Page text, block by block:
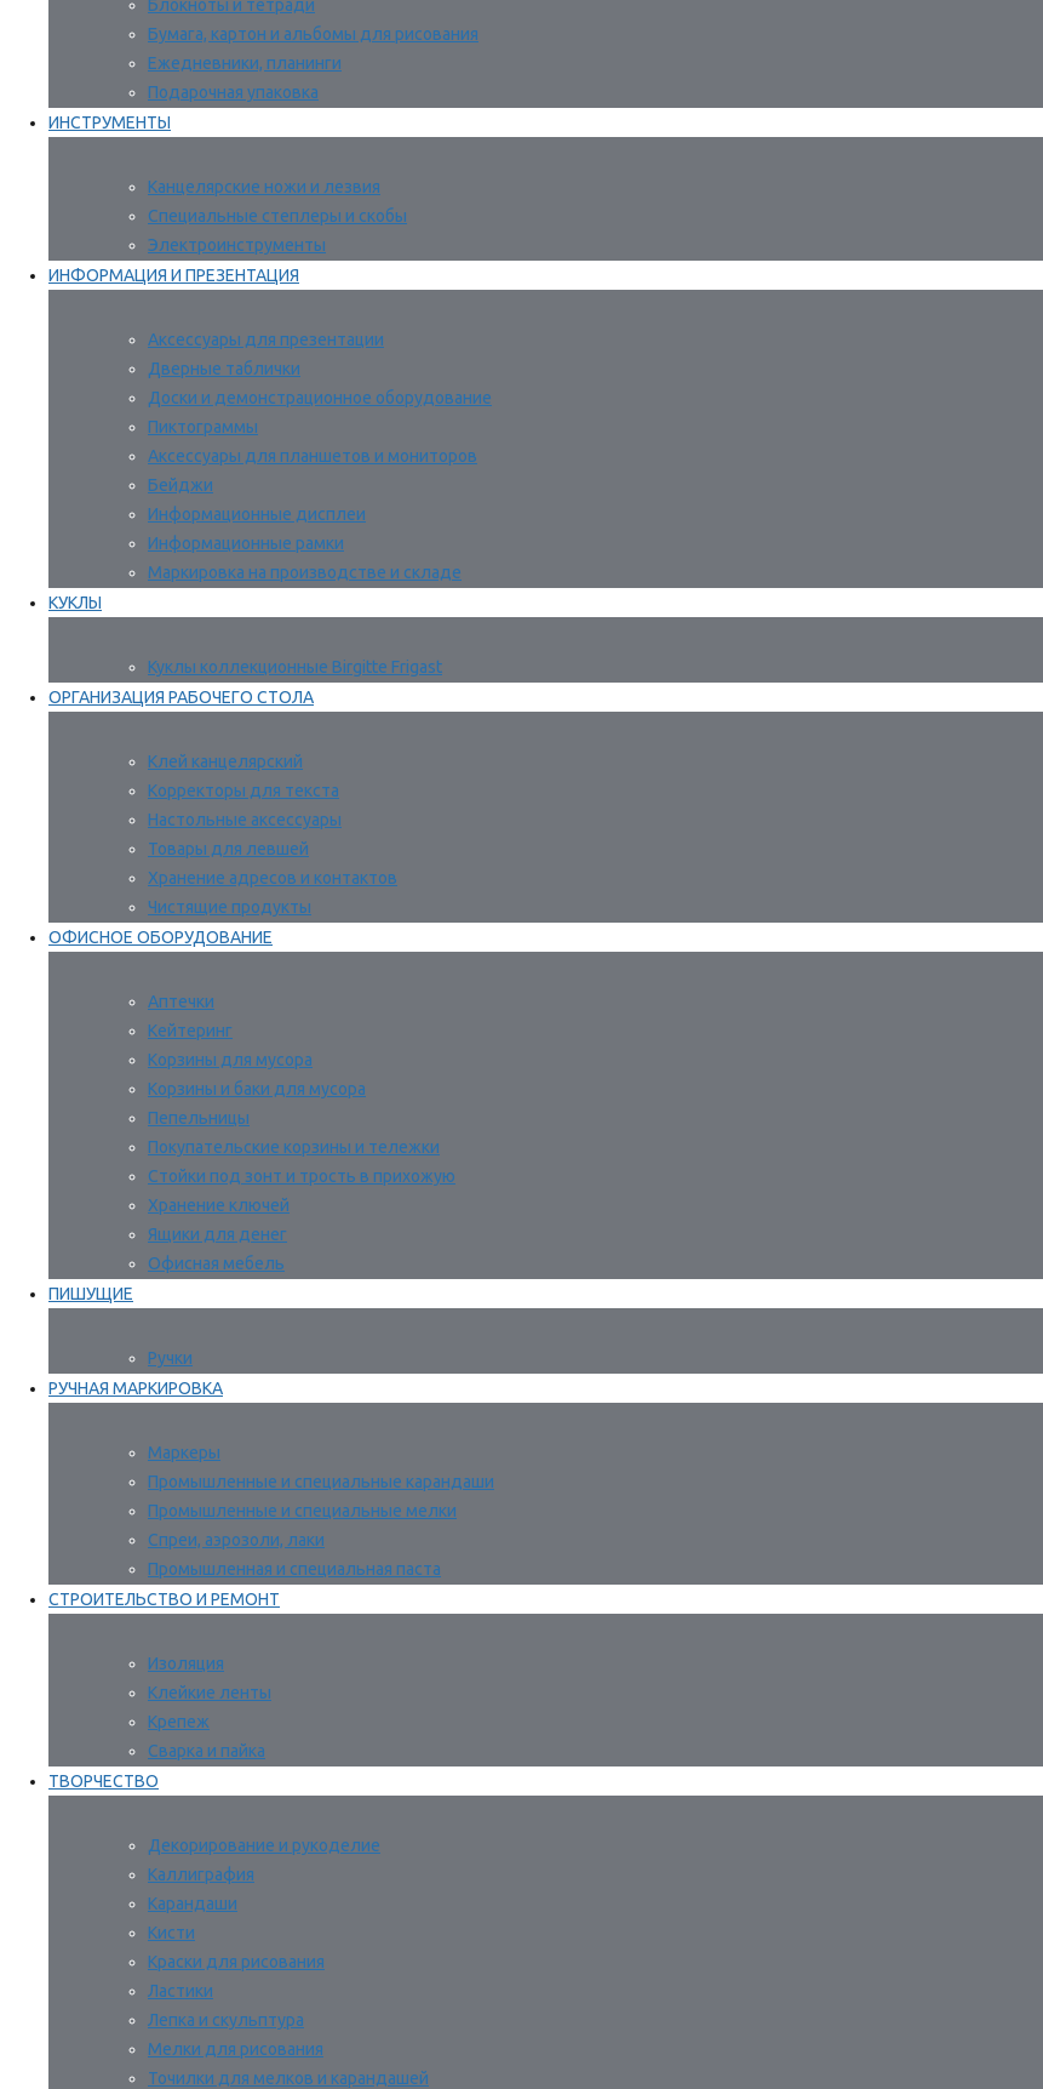
Блокноты и тетради
Бумага, картон и альбомы для рисования
Ежедневники, планинги
Подарочная упаковка
ИНСТРУМЕНТЫ
Канцелярские ножи и лезвия
Специальные степлеры и скобы
Электроинструменты
ИНФОРМАЦИЯ И ПРЕЗЕНТАЦИЯ
Аксессуары для презентации
Дверные таблички
Доски и демонстрационное оборудование
Пиктограммы
Аксессуары для планшетов и мониторов
Бейджи
Информационные дисплеи
Информационные рамки
Маркировка на производстве и складе
КУКЛЫ
Куклы коллекционные Birgitte Frigast
ОРГАНИЗАЦИЯ РАБОЧЕГО СТОЛА
Клей канцелярский
Корректоры для текста
Настольные аксессуары
Товары для левшей
Хранение адресов и контактов
Чистящие продукты
ОФИСНОЕ ОБОРУДОВАНИЕ
Аптечки
Кейтеринг
Корзины для мусора
Корзины и баки для мусора
Пепельницы
Покупательские корзины и тележки
Стойки под зонт и трость в прихожую
Хранение ключей
Ящики для денег
Офисная мебель
ПИШУЩИЕ
Ручки
РУЧНАЯ МАРКИРОВКА
Маркеры
Промышленные и специальные карандаши
Промышленные и специальные мелки
Спреи, аэрозоли, лаки
Промышленная и специальная паста
СТРОИТЕЛЬСТВО И РЕМОНТ
Изоляция
Клейкие ленты
Крепеж
Сварка и пайка
ТВОРЧЕСТВО
Декорирование и рукоделие
Каллиграфия
Карандаши
Кисти
Краски для рисования
Ластики
Лепка и скульптура
Мелки для рисования
Точилки для мелков и карандашей